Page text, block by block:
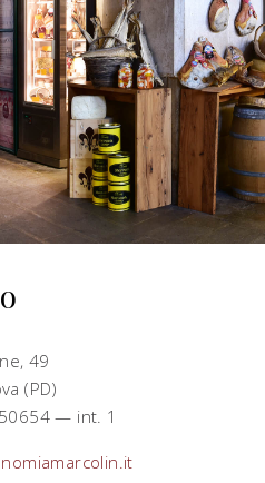
49
(PD)
— int. 1